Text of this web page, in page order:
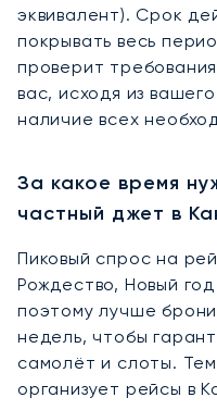
эквивалент). Срок
покрывать весь
проверит
вас, исходя из
наличие всех
За какое время
частный джет в
Пиковый спрос на
Рождество, Новый
поэтому лучше
недель, чтобы
самолёт и слоты.
организует рейсы в